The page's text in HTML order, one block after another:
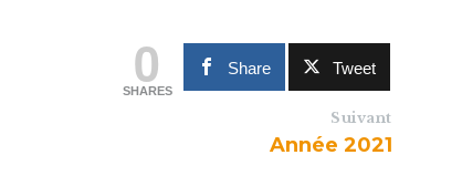
0
SHARES
Share Tweet
Suivant
Année 2021